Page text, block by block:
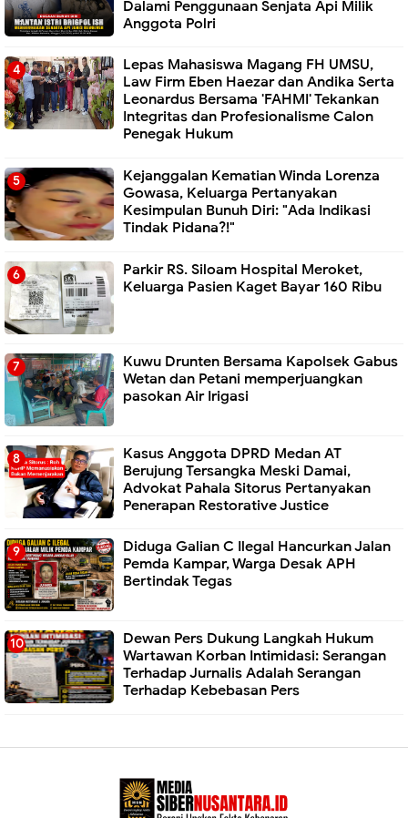
Dalami Penggunaan Senjata Api Milik
Anggota Polri
Lepas Mahasiswa Magang FH UMSU,
Law Firm Eben Haezar dan Andika Serta
Leonardus Bersama 'FAHMI' Tekankan
Integritas dan Profesionalisme Calon
Penegak Hukum
Kejanggalan Kematian Winda Lorenza
Gowasa, Keluarga Pertanyakan
Kesimpulan Bunuh Diri: "Ada Indikasi
Tindak Pidana?!"
Parkir RS. Siloam Hospital Meroket,
Keluarga Pasien Kaget Bayar 160 Ribu
Kuwu Drunten Bersama Kapolsek Gabus
Wetan dan Petani memperjuangkan
pasokan Air Irigasi
Kasus Anggota DPRD Medan AT
Berujung Tersangka Meski Damai,
Advokat Pahala Sitorus Pertanyakan
Penerapan Restorative Justice
Diduga Galian C Ilegal Hancurkan Jalan
Pemda Kampar, Warga Desak APH
Bertindak Tegas
Dewan Pers Dukung Langkah Hukum
Wartawan Korban Intimidasi: Serangan
Terhadap Jurnalis Adalah Serangan
Terhadap Kebebasan Pers